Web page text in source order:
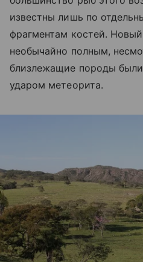
известны лишь по
фрагментам костей.
необычайно полным,
близлежащие породы
ударом метеорита.